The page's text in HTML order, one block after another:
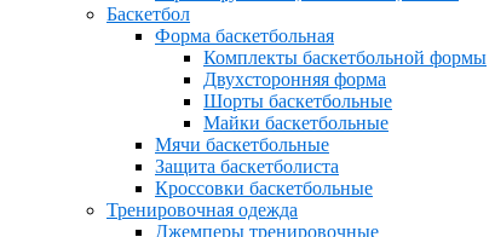
Баскетбол
Форма баскетбольная
Комплекты баскетбольной формы
Двухсторонняя форма
Шорты баскетбольные
Майки баскетбольные
Мячи баскетбольные
Защита баскетболиста
Кроссовки баскетбольные
Тренировочная одежда
Джемперы тренировочные